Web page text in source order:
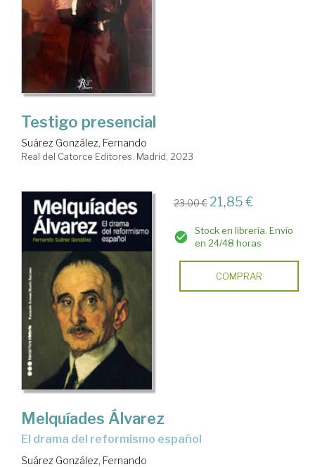
Testigo presencial
Suárez González, Fernando
Real del Catorce Editores. Madrid, 2023
23,00 € 21,85 €
Stock en librería. Envío
en 24/48 horas
COMPRAR
Melquíades Álvarez
El drama del reformismo español
Suárez González, Fernando